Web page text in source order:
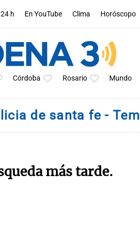
h En YouTube Clima Horóscopo
Córdoba Rosario Mundo
de santa fe -
más tarde.